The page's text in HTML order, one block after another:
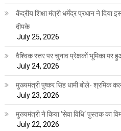
केंद्रीय शिक्षा मंत्री धर्मेंद्र प्रधान ने दिया
दीपके
July 25, 2026
वैश्विक स्तर पर चुनाव प्रेक्षकों भूमिका पर
July 24, 2026
मुख्यमंत्री पुष्कर सिंह धामी बोले- श्रमिक
July 23, 2026
मुख्यमंत्री ने किया ‘सेवा विधि‘ पुस्तक का
July 22, 2026